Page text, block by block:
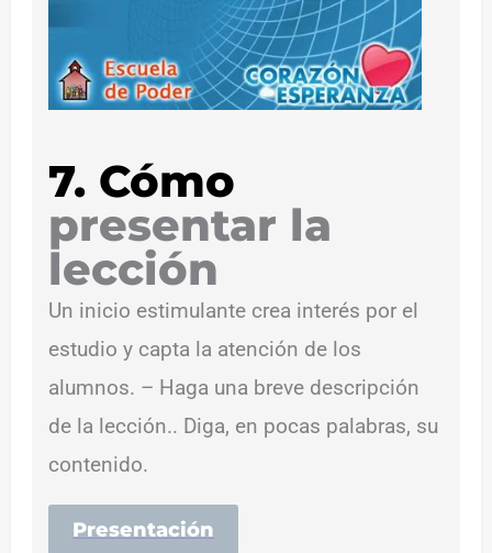
7. Cómo
presentar la
lección
Un inicio estimulante crea interés por el
estudio y capta la atención de los
alumnos. – Haga una breve descripción
de la lección.. Diga, en pocas palabras, su
contenido.
Presentación